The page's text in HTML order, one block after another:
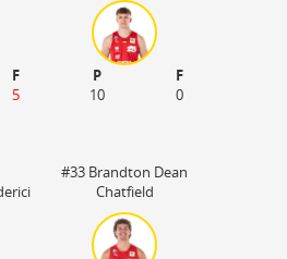
F
5
P
F
10
0
#33 Brandton Dean
Chatfield